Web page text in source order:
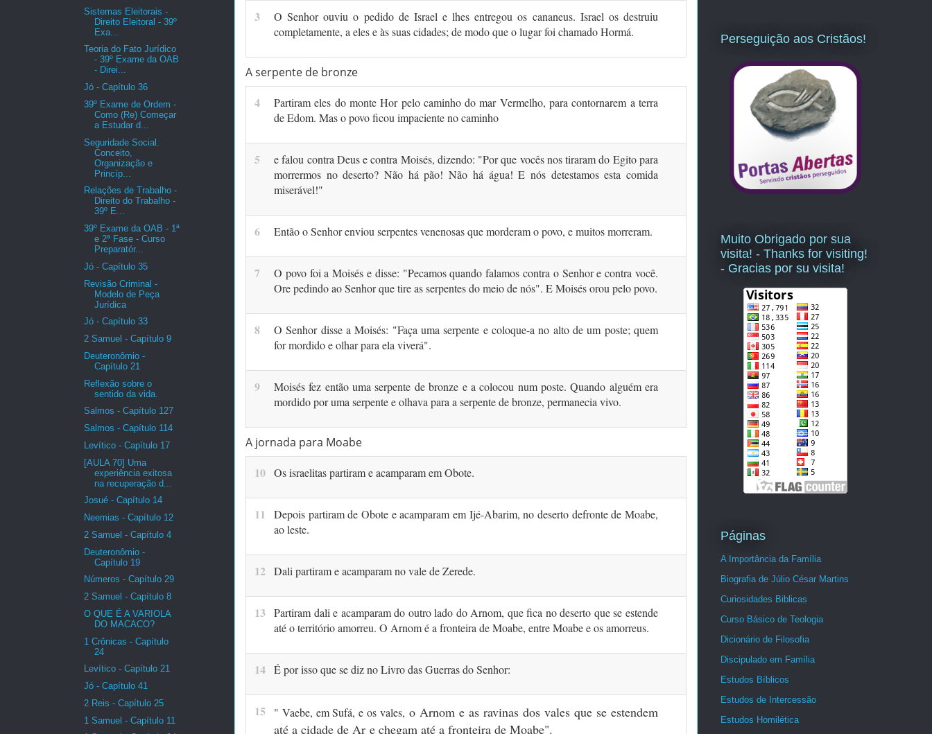
3
O Senhor ouviu o pedido de Israel e lhes entregou os cananeus. Israel os destruiu
completamente, a eles e às suas cidades; de modo que o lugar foi chamado Hormá.
A serpente de bronze
4
Partiram eles do monte Hor pelo caminho do mar Vermelho, para contornarem a terra
de Edom. Mas o povo ficou impaciente no caminho
5
e falou contra Deus e contra Moisés, dizendo: "Por que vocês nos tiraram do Egito para
morrermos no deserto? Não há pão! Não há água! E nós detestamos esta comida
miserável!"
6 Então o Senhor enviou serpentes venenosas que morderam o povo, e muitos morreram.
7
O povo foi a Moisés e disse: "Pecamos quando falamos contra o Senhor e contra você.
Ore pedindo ao Senhor que tire as serpentes do meio de nós". E Moisés orou pelo povo.
8
O Senhor disse a Moisés: "Faça uma serpente e coloque-a no alto de um poste; quem
for mordido e olhar para ela viverá".
9
Moisés fez então uma serpente de bronze e a colocou num poste. Quando alguém era
mordido por uma serpente e olhava para a serpente de bronze, permanecia vivo.
A jornada para Moabe
10 Os israelitas partiram e acamparam em Obote.
11
Depois partiram de Obote e acamparam em Ijé-Abarim, no deserto defronte de Moabe,
ao leste.
12 Dali partiram e acamparam no vale de Zerede.
13 Partiram dali e acamparam do outro lado do Arnom, que fica no deserto que se estende
até o território amorreu. O Arnom é a fronteira de Moabe, entre Moabe e os amorreus.
14 É por isso que se diz no Livro das Guerras do Senhor:
15 " Vaebe, em Sufá, e os vales, o Arnome as ravinas dos valesque se estendem
até a cidade de Ar e chegam até a fronteira de Moabe".
Sistemas Eleitorais -
Direito Eleitoral - 39º
Exa...
Teoria do Fato Jurídico
- 39º Exame da OAB
- Direi...
Jó - Capítulo 36
39º Exame de Ordem -
Como (Re) Começar
a Estudar d...
Seguridade Social.
Conceito,
Organização e
Princíp...
Relações de Trabalho -
Direito do Trabalho -
39º E...
39º Exame da OAB - 1ª
e 2ª Fase - Curso
Preparatór...
Jó - Capítulo 35
Revisão Criminal -
Modelo de Peça
Jurídica
Jó - Capítulo 33
2 Samuel - Capítulo 9
Deuteronômio -
Capítulo 21
Reflexão sobre o
sentido da vida.
Salmos - Capítulo 127
Salmos - Capítulo 114
Levítico - Capítulo 17
[AULA 70] Uma
experiência exitosa
na recuperação d...
Josué - Capítulo 14
Neemias - Capítulo 12
2 Samuel - Capítulo 4
Deuteronômio -
Capítulo 19
Números - Capítulo 29
2 Samuel - Capítulo 8
O QUE É A VARIOLA
DO MACACO?
1 Crônicas - Capítulo
24
Levítico - Capítulo 21
Jó - Capítulo 41
2 Reis - Capítulo 25
1 Samuel - Capítulo 11
Perseguição aos Cristãos!
Muito Obrigado por sua
visita! - Thanks for visiting!
- Gracias por su visita!
Páginas
A Importância da Família
Biografia de Júlio César Martins
Curiosidades Biblicas
Curso Básico de Teologia
Dicionário de Filosofia
Discipulado em Família
Estudos Bíblicos
Estudos de Intercessão
Estudos Homilética